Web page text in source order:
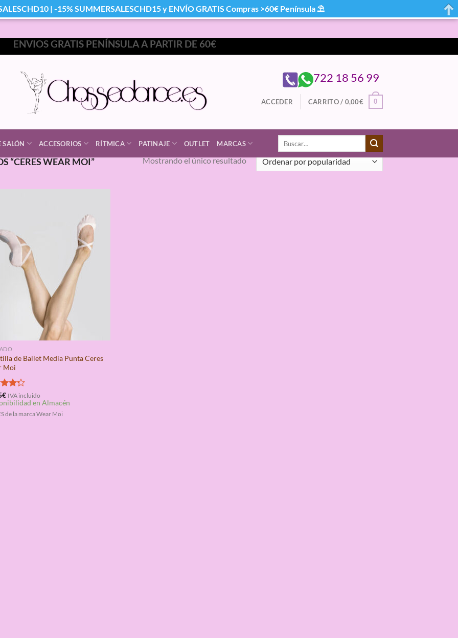
ENVIOS GRATIS PENÍNSULA A PARTIR DE 60€
722 18 56 99
ACCEDER CARRITO / 0,00€ 0
SALÓN ACCESORIOS RÍTMICA PATINAJE OUTLET MARCAS
Buscar
“CERES WEAR MOI” Mostrando el único resultado
de Ballet Media Punta Ceres
Moi
4.25
€ IVA incluido
en Almacén
de la marca Wear Moi
| -15% SUMMERSALESCHD15 y ENVÍO GRATIS Compras >60€ Península ⛱